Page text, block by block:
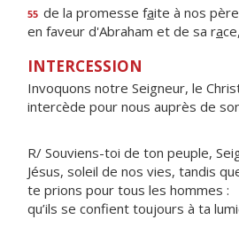
55 de la promesse faite à nos
en faveur d'Abraham et de sa ra
INTERCESSION
Invoquons notre Seigneur, le
intercède pour nous auprès de
R/ Souviens-toi de ton peuple,
Jésus, soleil de nos vies, tandis
te prions pour tous les hommes :
qu’ils se confient toujours à ta